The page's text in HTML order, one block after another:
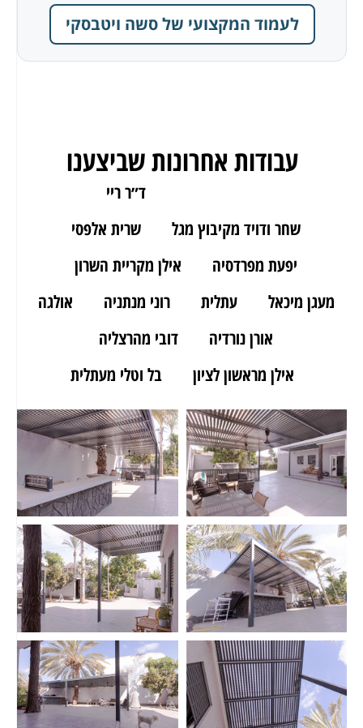
לעמוד המקצועי של סשה ויטבסקי
עבודות אחרונות שביצענו
ד״ר ריי
שחר ודויד מקיבוץ מגל
שרית אלפסי
יפעת מפרדסיה
אילן מקריית השרון
מעגן מיכאל
עתלית רוני מנתניה
אולגה
אורן נורדיה
דובי מהרצליה
אילן מראשון לציון
בל וטלי מעתלית